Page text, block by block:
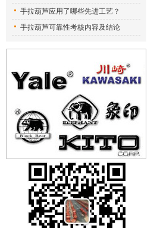
手拉葫芦应用了哪些先进工艺？
手拉葫芦可靠性考核内容及结论